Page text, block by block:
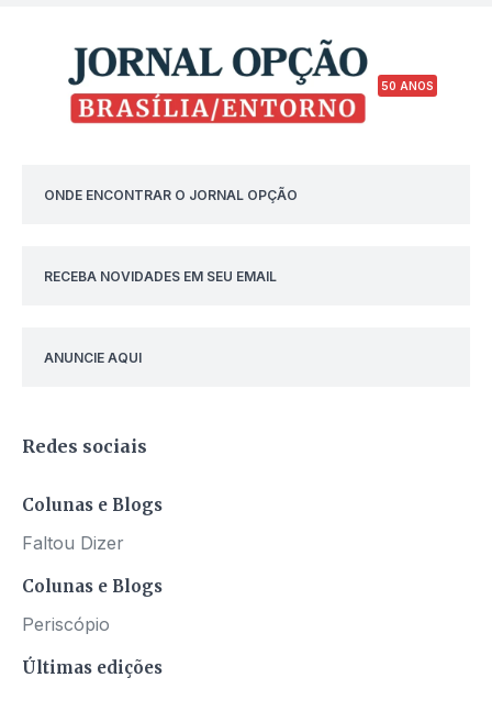
50 ANOS
ONDE ENCONTRAR O JORNAL OPÇÃO
RECEBA NOVIDADES EM SEU EMAIL
ANUNCIE AQUI
Redes sociais
Colunas e Blogs
Faltou Dizer
Colunas e Blogs
Periscópio
Últimas edições